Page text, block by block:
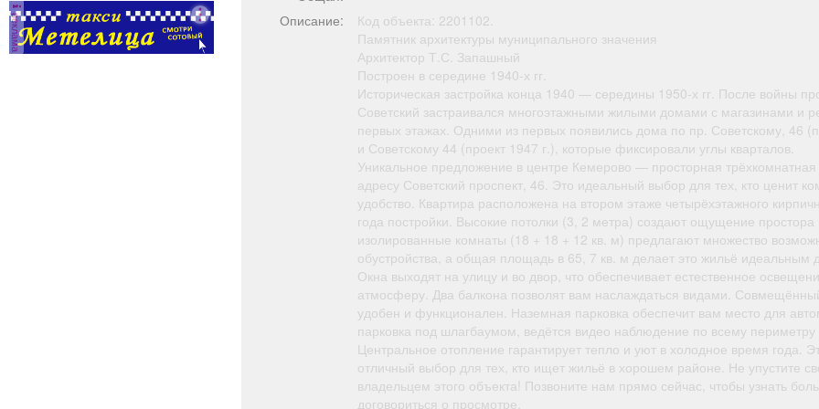
реклама Описание:
Код объекта: 2201102.
Памятник архитектуры муниципального значения
Архитектор Т.С. Запашный
Построен в середине 1940-х гг.
Историческая застройка конца 1940 — середины 1950-х гг. После войны
Советский застраивался многоэтажными жилыми домами с магазинами и
первых этажах. Одними из первых появились дома по пр. Советскому, 46
и Советскому 44 (проект 1947 г.), которые фиксировали углы кварталов.
Уникальное предложение в центре Кемерово — просторная трёхкомнатная
адресу Советский проспект, 46. Это идеальный выбор для тех, кто ценит
удобство. Квартира расположена на втором этаже четырёхэтажного
года постройки. Высокие потолки (3, 2 метра) создают ощущение
изолированные комнаты (18 + 18 + 12 кв. м) предлагают множество
обустройства, а общая площадь в 65, 7 кв. м делает это жильё идеальным
Окна выходят на улицу и во двор, что обеспечивает естественное
атмосферу. Два балкона позволят вам наслаждаться видами.
удобен и функционален. Наземная парковка обеспечит вам место для
парковка под шлагбаумом, ведётся видео наблюдение по всему периметру
Центральное отопление гарантирует тепло и уют в холодное время года.
отличный выбор для тех, кто ищет жильё в хорошем районе. Не упустите
владельцем этого объекта! Позвоните нам прямо сейчас, чтобы узнать
договориться о просмотре.